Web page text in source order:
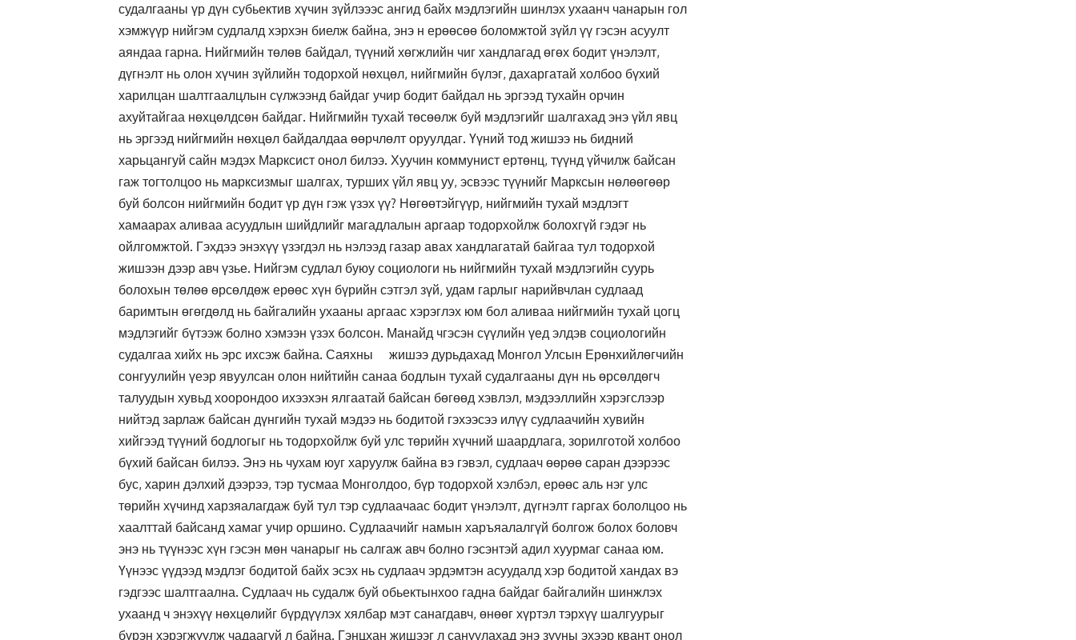
судалгааны үр дүн субьектив хүчин зүйлэээс ангид байх мэдлэгийн шинлэх ухаанч чанарын гол
хэмжүүр нийгэм судлалд хэрхэн биелж байна, энэ н ерөөсөө боломжтой зүйл үү гэсэн асуулт
аяндаа гарна. Нийгмийн төлөв байдал, түүний хөгжлийн чиг хандлагад өгөх бодит үнэлэлт,
дүгнэлт нь олон хүчин зүйлийн тодорхой нөхцөл, нийгмийн бүлэг, дахаргатай холбоо бүхий
харилцан шалтгаалцлын сүлжээнд байдаг учир бодит байдал нь эргээд тухайн орчин
ахуйтайгаа нөхцөлдсөн байдаг. Нийгмийн тухай төсөөлж буй мэдлэгийг шалгахад энэ үйл явц
нь эргээд нийгмийн нөхцөл байдалдаа өөрчлөлт оруулдаг. Үүний тод жишээ нь бидний
харьцангуй сайн мэдэх Марксист онол билээ. Хуучин коммунист ертөнц, түүнд үйчилж байсан
гаж тогтолцоо нь марксизмыг шалгах, турших үйл явц уу, эсвээс түүнийг Марксын нөлөөгөөр
буй болсон нийгмийн бодит үр дүн гэж үзэх үү? Нөгөөтэйгүүр, нийгмийн тухай мэдлэгт
хамаарах аливаа асуудлын шийдлийг магадлалын аргаар тодорхойлж болохгүй гэдэг нь
ойлгомжтой. Гэхдээ энэхүү үзэгдэл нь нэлээд газар авах хандлагатай байгаа тул тодорхой
жишээн дээр авч үзье. Нийгэм судлал буюу социологи нь нийгмийн тухай мэдлэгийн суурь
болохын төлөө өрсөлдөж ерөөс хүн бүрийн сэтгэл зүй, удам гарлыг нарийвчлан судлаад
баримтын өгөгдөлд нь байгалийн ухааны аргаас хэрэглэх юм бол аливаа нийгмийн тухай цогц
мэдлэгийг бүтээж болно хэмээн үзэх болсон. Манайд чгэсэн сүүлийн үед элдэв социологийн
судалгаа хийх нь эрс ихсэж байна. Саяхны жишээ дурьдахад Монгол Улсын Ерөнхийлөгчийн
сонгуулийн үеэр явуулсан олон нийтийн санаа бодлын тухай судалгааны дүн нь өрсөлдөгч
талуудын хувьд хоорондоо ихээхэн ялгаатай байсан бөгөөд хэвлэл, мэдээллийн хэрэгслээр
нийтэд зарлаж байсан дүнгийн тухай мэдээ нь бодитой гэхээсээ илүү судлаачийн хувийн
хийгээд түүний бодлогыг нь тодорхойлж буй улс төрийн хүчний шаардлага, зорилготой холбоо
бүхий байсан билээ. Энэ нь чухам юуг харуулж байна вэ гэвэл, судлаач өөрөө саран дээрээс
бус, харин дэлхий дээрээ, тэр тусмаа Монголдоо, бүр тодорхой хэлбэл, ерөөс аль нэг улс
төрийн хүчинд харзяалагдаж буй тул тэр судлаачаас бодит үнэлэлт, дүгнэлт гаргах бололцоо нь
хаалттай байсанд хамаг учир оршино. Судлаачийг намын харъяалалгүй болгож болох боловч
энэ нь түүнээс хүн гэсэн мөн чанарыг нь салгаж авч болно гэсэнтэй адил хуурмаг санаа юм.
Үүнээс үүдээд мэдлэг бодитой байх эсэх нь судлаач эрдэмтэн асуудалд хэр бодитой хандах вэ
гэдгээс шалтгаална. Судлаач нь судалж буй обьектынхоо гадна байдаг байгалийн шинжлэх
ухаанд ч энэхүү нөхцөлийг бүрдүүлэх хялбар мэт санагдавч, өнөөг хүртэл тэрхүү шалгуурыг
бүрэн хэрэгжүүлж чадаагүй л байна. Гэнцхан жишээг л сануулахад энэ зууны эхээр квант онол